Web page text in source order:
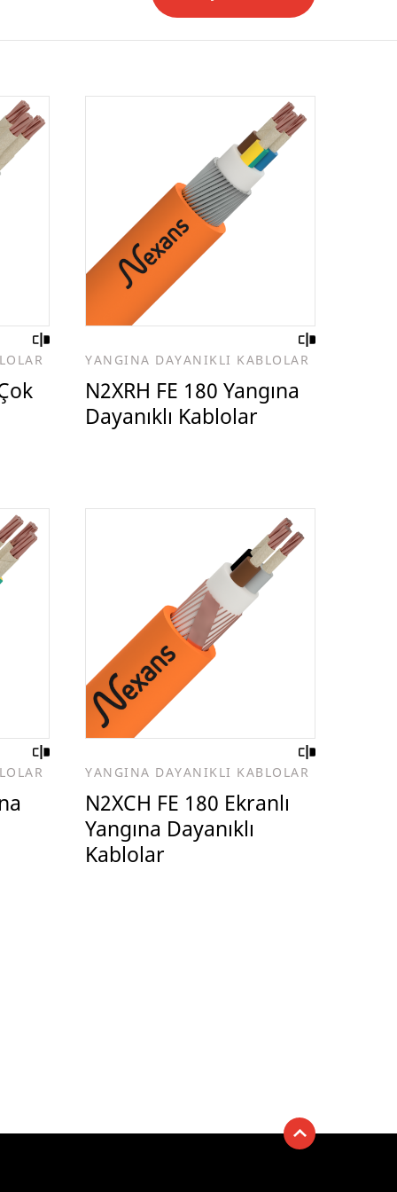
YANGINA DAYANIKLI KABLOLAR
N2XRH FE 180 Yangına
Dayanıklı Kablolar
YANGINA DAYANIKLI KABLOLAR
N2XCH FE 180 Ekranlı
Yangına Dayanıklı
Kablolar